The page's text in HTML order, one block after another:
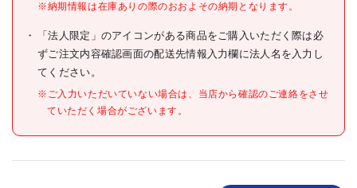
●耐熱温度:110℃
原産国
セット内容/付属品
●鍋から袋を取り出す際はや
※納期情報は在庫ありの際のおおよその納期となります。
「法人限定」のアイコンがある商品をご購入いただく際は必
ずご注文内容確認画面の配送先情報入力欄に法人名を入力し
てください。
※ご入力いただいていない場合は、当店から確認のご連絡をさせ
ていただく場合がございます。